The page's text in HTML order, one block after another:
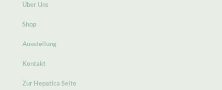
Über Uns
Shop
Ausstellung
Kontakt
Zur Hepatica Seite